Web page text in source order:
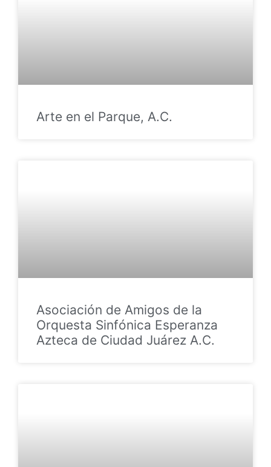
Arte en el Parque, A.C.
Asociación de Amigos de la
Orquesta Sinfónica Esperanza
Azteca de Ciudad Juárez A.C.